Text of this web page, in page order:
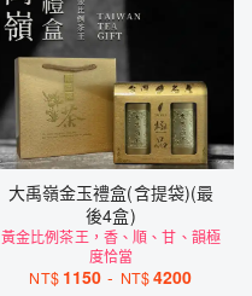
大禹嶺金玉禮盒(含提袋)(最
後4盒)
黃金比例茶王，香、順、甘、韻極
度恰當
NT$ 1150 - NT$4200